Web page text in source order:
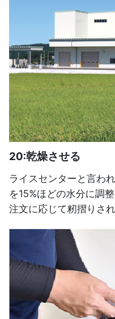
20:乾燥させる
ライスセンターと言わ
を15%ほどの水分に調
注文に応じて籾摺りさ